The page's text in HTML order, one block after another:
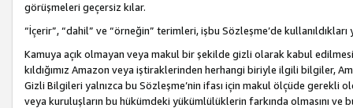
görüşmeleri geçersiz kılar.
“İçerir”, “dahil” ve “örneğin” terimleri, işbu Sözleşme’de
Kamuya açık olmayan veya makul bir şekilde gizli olarak kabul
kıldığımız Amazon veya iştiraklerinden herhangi biriyle ilgili bilgiler,
Gizli Bilgileri yalnızca bu Sözleşme’nin ifası için makul ölçüde gerekli
veya kuruluşların bu hükümdeki yükümlülüklerin farkında olmasını ve